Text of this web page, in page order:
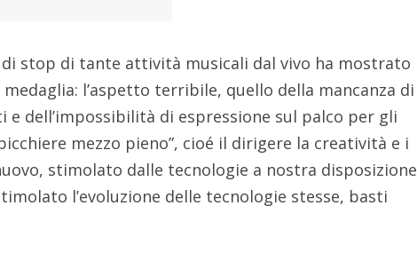
stop di tante attività musicali dal vivo ha mostrato
l’aspetto terribile, quello della mancanza di
dell’impossibilità di espressione sul palco per gli
mezzo pieno”, cioé il dirigere la creatività e i
stimolato dalle tecnologie a nostra disposizione
l’evoluzione delle tecnologie stesse, basti